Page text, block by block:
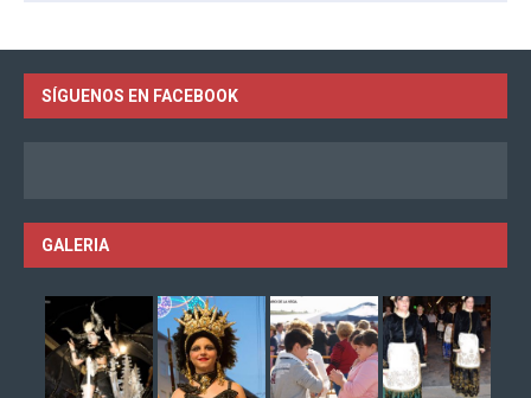
SÍGUENOS EN FACEBOOK
GALERIA